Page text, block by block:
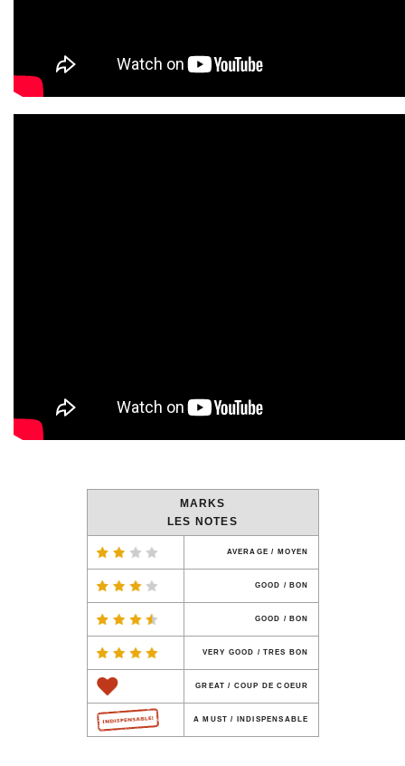
MARKS
LES NOTES
AVERAGE / MOYEN
GOOD / BON
GOOD / BON
VERY GOOD / TRES BON
GREAT / COUP DE COEUR
A MUST / INDISPENSABLE